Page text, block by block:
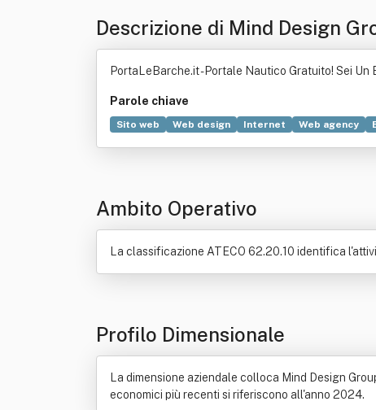
Descrizione di Mind Design
PortaLeBarche.it - Portale Nautico Gratuito! Sei
Parole chiave
Sito web Web design Internet Web agency
Organizzazione
Quotidiano
Ambito Operativo
La classificazione ATECO 62.20.10 identifica
Profilo Dimensionale
La dimensione aziendale colloca Mind Design
economici più recenti si riferiscono all'anno 2024.